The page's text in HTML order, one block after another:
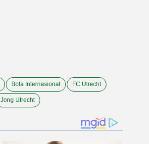
Bola Internasional FC Utrecht
Jong Utrecht